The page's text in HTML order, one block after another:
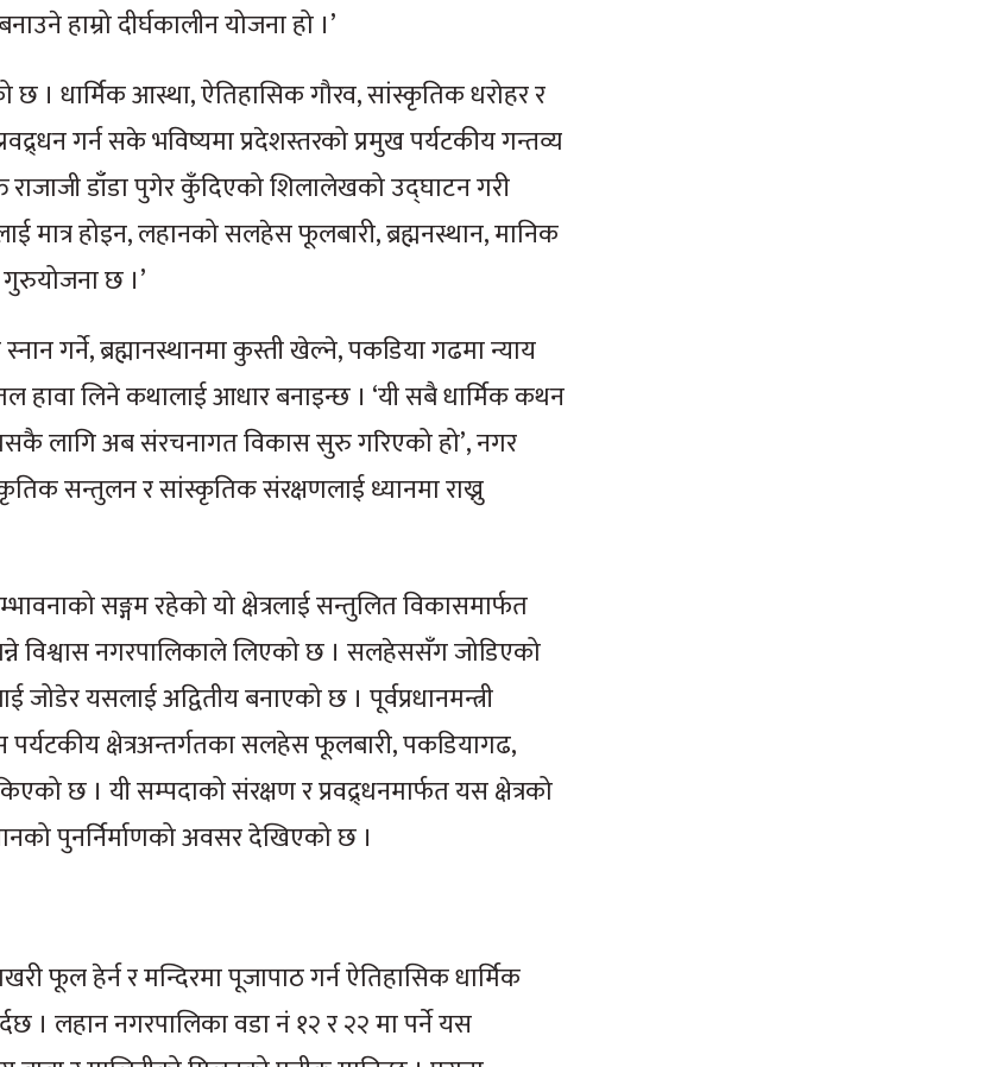
हाम्रो दीर्घकालीन योजना हो ।’
। धार्मिक आस्था, ऐतिहासिक गौरव, सांस्कृतिक धरोहर र
गर्न सके भविष्यमा प्रदेशस्तरको प्रमुख पर्यटकीय गन्तव्य
डाँडा पुगेर कुँदिएको शिलालेखको उद्घाटन गरी
मात्र होइन, लहानको सलहेस फूलबारी, ब्रह्मनस्थान, मानिक
गुरुयोजना छ ।’
गर्ने, ब्रह्मानस्थानमा कुस्ती खेल्ने, पकडिया गढमा न्याय
हावा लिने कथालाई आधार बनाइन्छ । ‘यी सबै धार्मिक कथन
लागि अब संरचनागत विकास सुरु गरिएको हो’, नगर
सन्तुलन र सांस्कृतिक संरक्षणलाई ध्यानमा राख्नु
सङ्गम रहेको यो क्षेत्रलाई सन्तुलित विकासमार्फत
विश्वास नगरपालिकाले लिएको छ । सलहेससँग जोडिएको
जोडेर यसलाई अद्वितीय बनाएको छ । पूर्वप्रधानमन्त्री
क्षेत्रअन्तर्गतका सलहेस फूलबारी, पकडियागढ,
छ । यी सम्पदाको संरक्षण र प्रवद्र्धनमार्फत यस क्षेत्रको
पुनर्निर्माणको अवसर देखिएको छ ।
फूल हेर्न र मन्दिरमा पूजापाठ गर्न ऐतिहासिक धार्मिक
। लहान नगरपालिका वडा नं १२ र २२ मा पर्ने यस